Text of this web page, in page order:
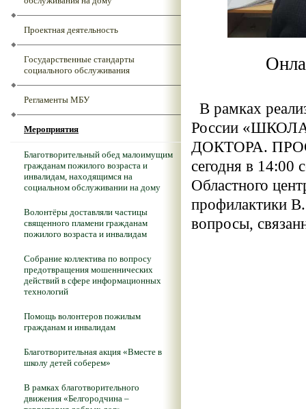
Проектная деятельность
Государственные стандарты
социального обслуживания
Регламенты МБУ
Мероприятия
Благотворительный обед малоимущим
гражданам пожилого возраста и
инвалидам, находящимся на
социальном обслуживании на дому
Волонтёры доставляли частицы
священного пламени гражданам
пожилого возраста и инвалидам
Собрание коллектива по вопросу
предотвращения мошеннических
действий в сфере информационных
технологий
Помощь волонтеров пожилым
гражданам и инвалидам
Благотворительная акция «Вместе в
школу детей соберем»
В рамках благотворительного
движения «Белгородчина –
В рамках
России
ДОКТОРА.
сегодня в 14:00
Областного
профилактики
вопросы,